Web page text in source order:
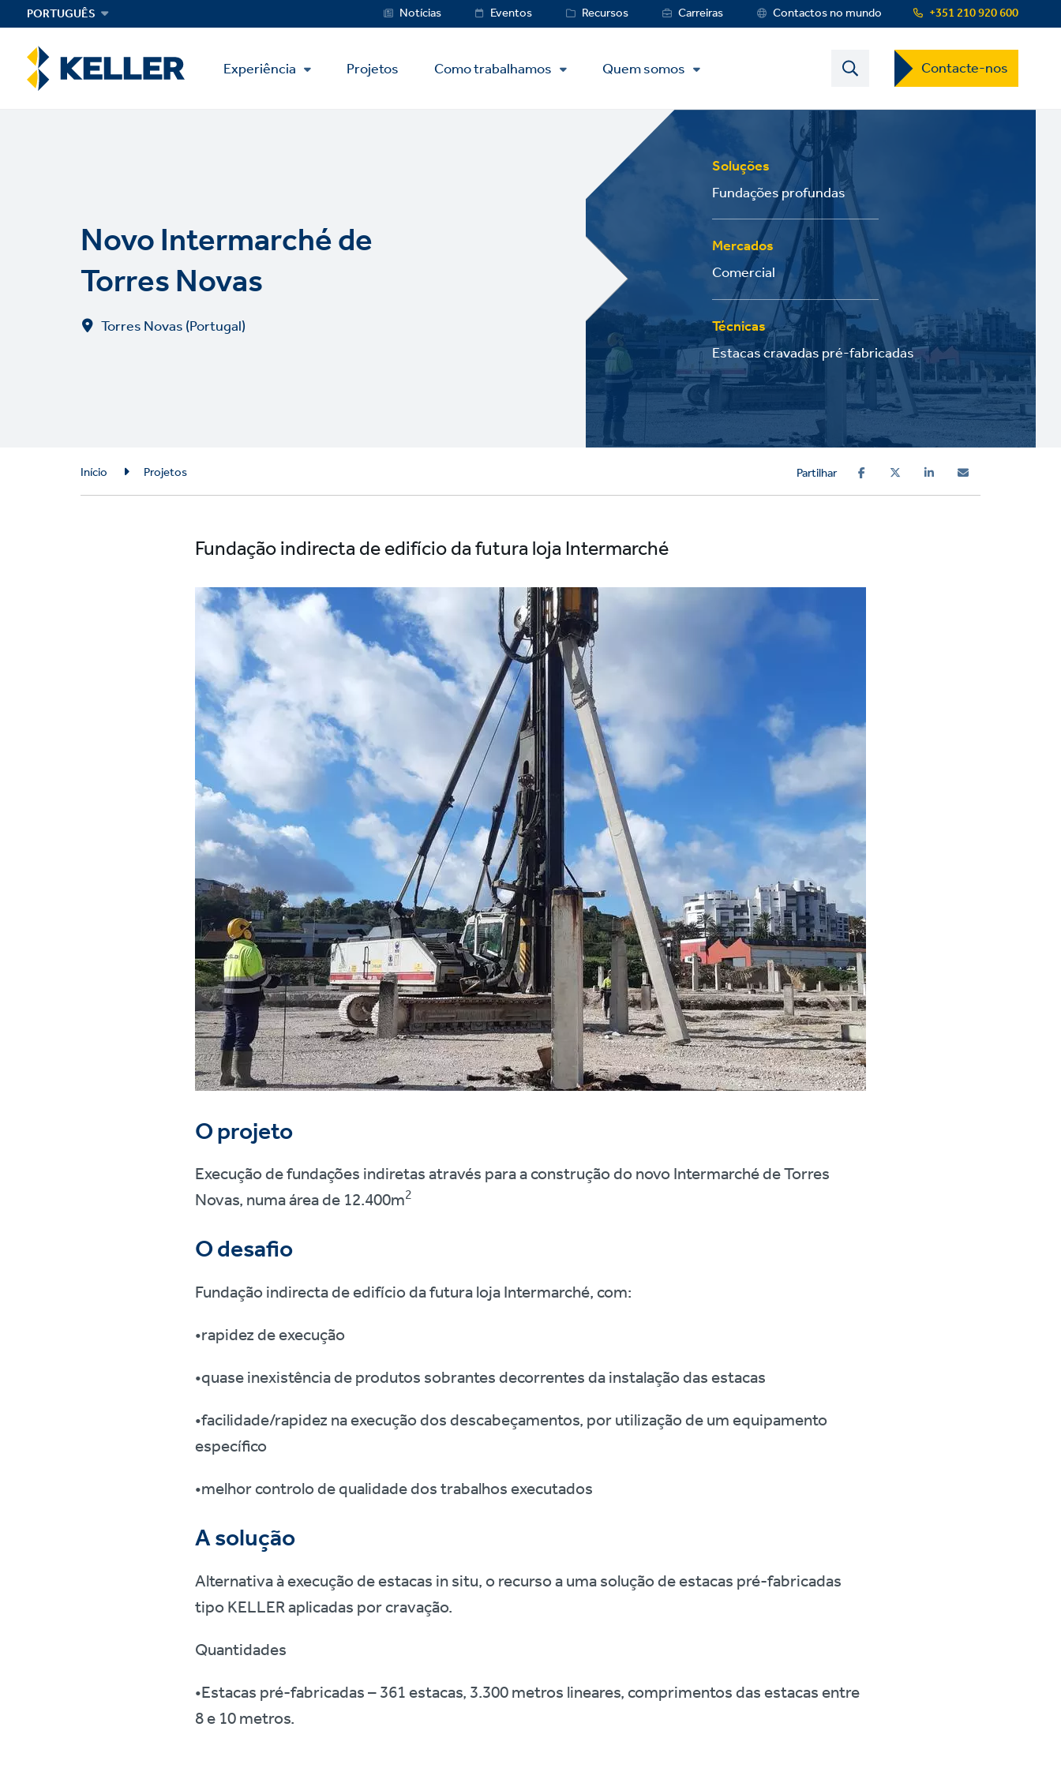
to
content
PORTUGUÊS +351 210 920 600
Service
MenuNotícias Eventos Recursos Carreiras Contactos no mundo
Main
Menu
Experiência Projetos Como trabalhamos Quem somos Contact
US
Dropdown
Menu
Contacte-nos
Novo Intermarché de
Torres Novas
Torres Novas (Portugal)
Soluções
Fundações profundas
Mercados
Comercial
Técnicas
Estacas cravadas pré-fabricadas
Breadcrumb
Início Projetos Partilhar
Fundação indirecta de edifício da futura loja Intermarché
O projeto
Execução de fundações indiretas através para a construção do novo Intermarché de Torres
Novas, numa área de 12.400m2
O desafio
Fundação indirecta de edifício da futura loja Intermarché, com:
•rapidez de execução
•quase inexistência de produtos sobrantes decorrentes da instalação das estacas
•facilidade/rapidez na execução dos descabeçamentos, por utilização de um equipamento
específico
•melhor controlo de qualidade dos trabalhos executados
A solução
Alternativa à execução de estacas in situ, o recurso a uma solução de estacas pré-fabricadas
tipo KELLER aplicadas por cravação.
Quantidades
•Estacas pré-fabricadas – 361 estacas, 3.300 metros lineares, comprimentos das estacas entre
8 e 10 metros.